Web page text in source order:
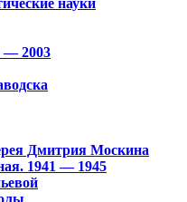
науки
— 2003
Дмитрия Москина
1941 — 1945